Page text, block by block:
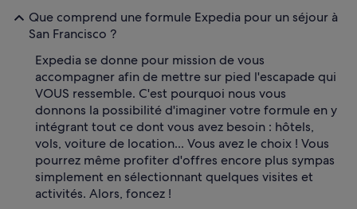
Que comprend une formule Expedia pour un séjour à
San Francisco ?
Expedia se donne pour mission de vous
accompagner afin de mettre sur pied l'escapade qui
VOUS ressemble. C'est pourquoi nous vous
donnons la possibilité d'imaginer votre formule en y
intégrant tout ce dont vous avez besoin : hôtels,
vols, voiture de location... Vous avez le choix ! Vous
pourrez même profiter d'offres encore plus sympas
simplement en sélectionnant quelques visites et
activités. Alors, foncez !